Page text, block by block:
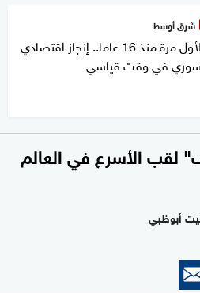
شرق أوسط
لأول مرة منذ 16 عاما.. إنجاز اقتصادي
سوري في وقت قياسي
لقب الأسرع في العالم